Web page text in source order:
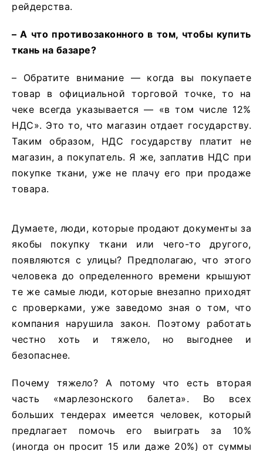
рейдерства.
– А что противозаконного в том, чтобы купить
ткань на базаре?
– Обратите внимание — когда вы покупаете
товар в официальной торговой точке, то на
чеке всегда указывается — «в том числе 12%
НДС». Это то, что магазин отдает государству.
Таким образом, НДС государству платит не
магазин, а покупатель. Я же, заплатив НДС при
покупке ткани, уже не плачу его при продаже
товара.
Думаете, люди, которые продают документы за
якобы покупку ткани или чего-то другого,
появляются с улицы? Предполагаю, что этого
человека до определенного времени крышуют
те же самые люди, которые внезапно приходят
с проверками, уже заведомо зная о том, что
компания нарушила закон. Поэтому работать
честно хоть и тяжело, но выгоднее и
безопаснее.
Почему тяжело? А потому что есть вторая
часть «марлезонского балета». Во всех
больших тендерах имеется человек, который
предлагает помочь его выиграть за 10%
(иногда он просит 15 или даже 20%) от суммы